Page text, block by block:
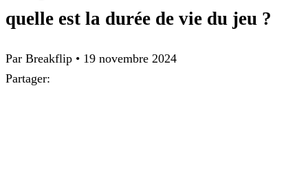
quelle est la durée de vie du jeu ?
Par Breakflip • 19 novembre 2024
Partager: